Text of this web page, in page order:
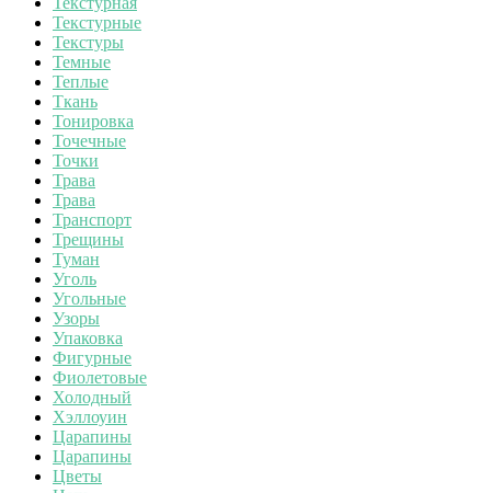
Текстурные
Текстуры
Темные
Теплые
Ткань
Тонировка
Точечные
Точки
Трава
Трава
Транспорт
Трещины
Туман
Уголь
Угольные
Узоры
Упаковка
Фигурные
Фиолетовые
Холодный
Хэллоуин
Царапины
Царапины
Цветы